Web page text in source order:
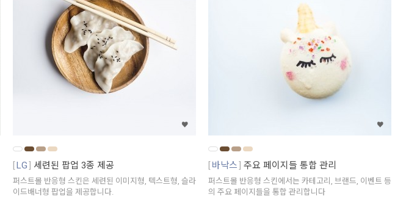
LG 세련된 팝업 3종 제공
퍼스트몰 반응형 스킨은 세련된 이미지형, 텍스트형, 슬라
이드배너형 팝업을 제공합니다.
바낙스 주요 페이지들 통합 관리
퍼스트몰 반응형 스킨에서는 카테고리, 브랜드, 이벤트 등
의 주요 페이지들을 통합 관리합니다